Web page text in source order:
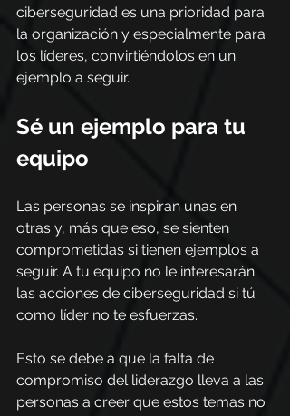
ciberseguridad es una prioridad para
la organización y especialmente para
los líderes, convirtiéndolos en un
ejemplo a seguir.
Sé un ejemplo para tu
equipo
Las personas se inspiran unas en
otras y, más que eso, se sienten
comprometidas si tienen ejemplos a
seguir. A tu equipo no le interesarán
las acciones de ciberseguridad si tú
como líder no te esfuerzas.
Esto se debe a que la falta de
compromiso del liderazgo lleva a las
personas a creer que estos temas no